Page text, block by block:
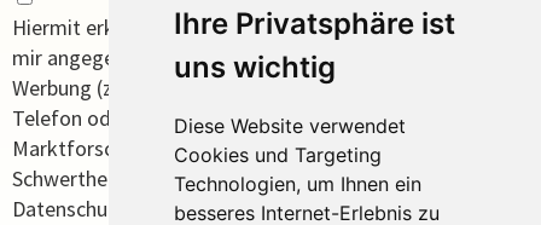
Ihre Privatsphäre ist
uns wichtig
Diese Website verwendet
Cookies und Targeting
Technologien, um Ihnen ein
besseres Internet-Erlebnis zu
Hiermit erkläre ich mich einverstanden, dass die von
mir angegebenen Daten für an mich gerichtete
Werbung (z. B. Katalogversand, Flyer) per Post, E-Mail,
Telefon oder Fax sowie zu Zwecken der
Marktforschung ausschließlich von der Firma
Schwertheim Touristik GmbH gemäß den aktuellen
Datenschutzbestimmungen gespeichert und genutzt